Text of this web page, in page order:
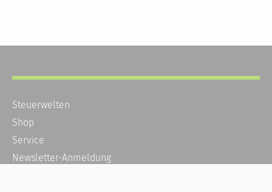
Steuerwelten
Shop
Service
Newsletter-Anmeldung